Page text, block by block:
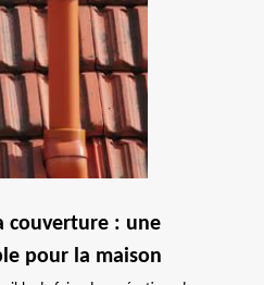
couverture : une
pour la maison